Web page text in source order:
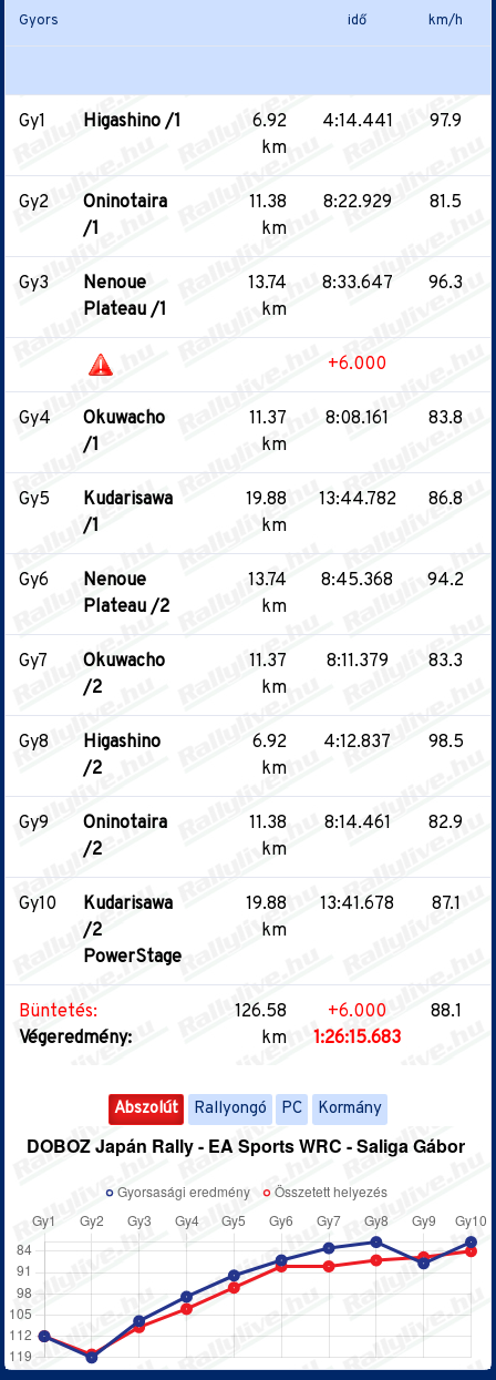
Gyors idő km/h
Gy1 Higashino /1
6.92
km
4:14.441 97.9
Gy2
Oninotaira
/1
11.38
km
8:22.929 81.5
Gy3
Nenoue
Plateau /1
13.74
km
8:33.647 96.3
+6.000
Gy4
Okuwacho
/1
11.37
km
8:08.161 83.8
Gy5
Kudarisawa
/1
19.88
km
13:44.782 86.8
Gy6
Nenoue
Plateau /2
13.74
km
8:45.368 94.2
Gy7
Okuwacho
/2
11.37
km
8:11.379 83.3
Gy8
Higashino
/2
6.92
km
4:12.837 98.5
Gy9
Oninotaira
/2
11.38
km
8:14.461 82.9
Gy10
Kudarisawa
/2
PowerStage
19.88
km
13:41.678 87.1
Büntetés:
Végeredmény:
126.58
km
+6.000
1:26:15.683
88.1
Abszolút Rallyongó PC Kormány